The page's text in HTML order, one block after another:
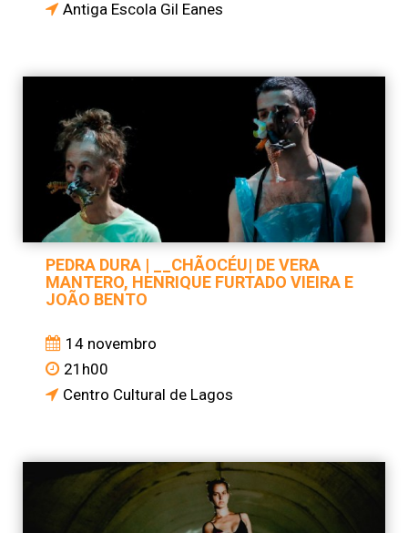
Antiga Escola Gil Eanes
PEDRA DURA | __CHÃOCÉU| DE VERA
MANTERO, HENRIQUE FURTADO VIEIRA E
JOÃO BENTO
14 novembro
21h00
Centro Cultural de Lagos